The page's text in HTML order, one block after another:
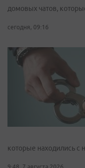
домовых чатов,
сегодня, 09:16
которые находились с